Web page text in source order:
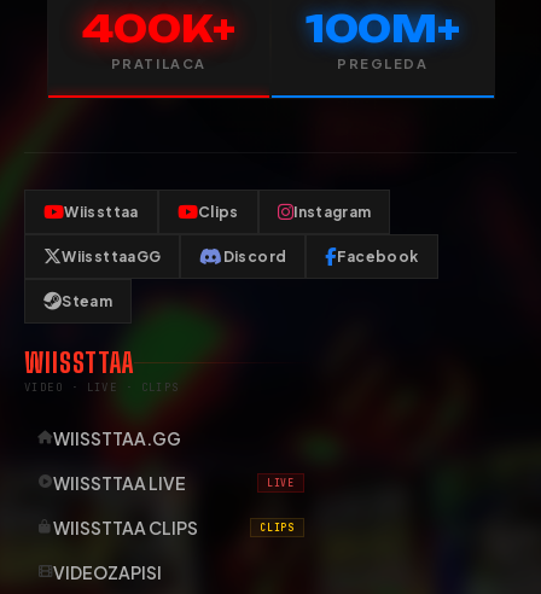
400K+
PRATILACA
100M+
PREGLEDA
Wiissttaa Clips Instagram
WiissttaaGG Discord Facebook
Steam
WIISSTTAA
VIDEO · LIVE · CLIPS
WIISSTTAA.GG
WIISSTTAA LIVE LIVE
WIISSTTAA CLIPS CLIPS
VIDEOZAPISI